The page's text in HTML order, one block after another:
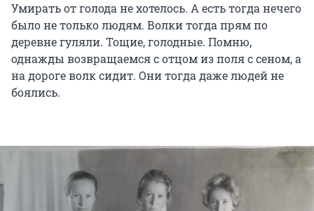
Умирать от голода не хотелось. А есть тогда нечего
было не только людям. Волки тогда прям по
деревне гуляли. Тощие, голодные. Помню,
однажды возвращаемся с отцом из поля с сеном, а
на дороге волк сидит. Они тогда даже людей не
боялись.